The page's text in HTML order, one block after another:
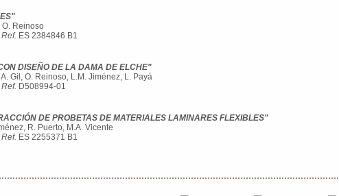
O. Reinoso
Ref. ES 2384846 B1
DISEÑO DE LA DAMA DE ELCHE"
Gil, O. Reinoso, L.M. Jiménez, L. Payá
Ref. D508994-01
DE PROBETAS DE MATERIALES LAMINARES FLEXIBLES"
R. Puerto, M.A. Vicente
Ref. ES 2255371 B1